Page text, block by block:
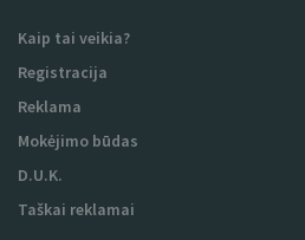
Kaip tai veikia?
Registracija
Reklama
Mokėjimo būdas
D.U.K.
Taškai reklamai